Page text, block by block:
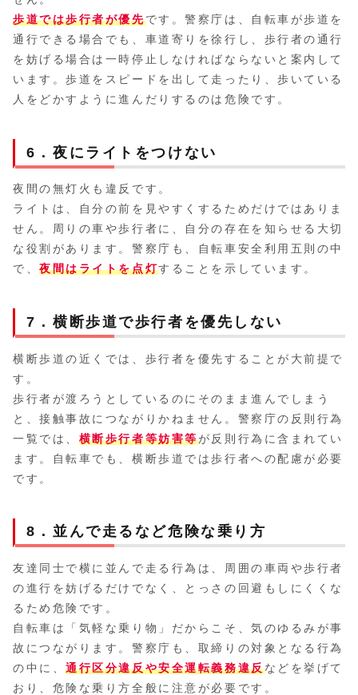
歩道では歩行者が優先です。警察庁は、自転車が歩道を
通行できる場合でも、車道寄りを徐行し、歩行者の通行
を妨げる場合は一時停止しなければならないと案内して
います。歩道をスピードを出して走ったり、歩いている
人をどかすように進んだりするのは危険です。
6．夜にライトをつけない
夜間の無灯火も違反です。
ライトは、自分の前を見やすくするためだけではありま
せん。周りの車や歩行者に、自分の存在を知らせる大切
な役割があります。警察庁も、自転車安全利用五則の中
で、夜間はライトを点灯することを示しています。
7．横断歩道で歩行者を優先しない
横断歩道の近くでは、歩行者を優先することが大前提で
す。
歩行者が渡ろうとしているのにそのまま進んでしまう
と、接触事故につながりかねません。警察庁の反則行為
一覧では、 横断歩行者等妨害等が反則行為に含まれてい
ます。自転車でも、横断歩道では歩行者への配慮が必要
です。
8．並んで走るなど危険な乗り方
友達同士で横に並んで走る行為は、周囲の車両や歩行者
の進行を妨げるだけでなく、とっさの回避もしにくくな
るため危険です。
自転車は「気軽な乗り物」だからこそ、気のゆるみが事
故につながります。警察庁も、取締りの対象となる行為
の中に、通行区分違反や安全運転義務違反などを挙げて
おり、危険な乗り方全般に注意が必要です。